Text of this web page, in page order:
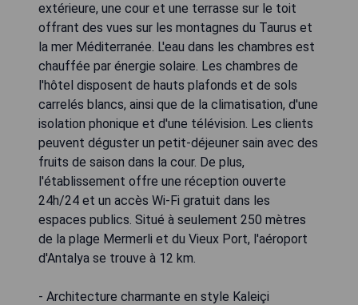
extérieure, une cour et une terrasse sur le toit
offrant des vues sur les montagnes du Taurus et
la mer Méditerranée. L'eau dans les chambres est
chauffée par énergie solaire. Les chambres de
l'hôtel disposent de hauts plafonds et de sols
carrelés blancs, ainsi que de la climatisation, d'une
isolation phonique et d'une télévision. Les clients
peuvent déguster un petit-déjeuner sain avec des
fruits de saison dans la cour. De plus,
l'établissement offre une réception ouverte
24h/24 et un accès Wi-Fi gratuit dans les
espaces publics. Situé à seulement 250 mètres
de la plage Mermerli et du Vieux Port, l'aéroport
d'Antalya se trouve à 12 km.
- Architecture charmante en style Kaleiçi